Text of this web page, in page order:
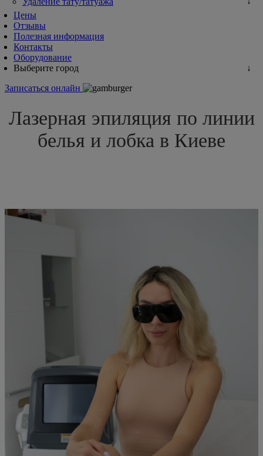
Цены
Отзывы
Полезная информация
Контакты
Оборудование
Выберите город
Записаться онлайн
Лазерная эпиляция по линии
белья и лобка в Киеве